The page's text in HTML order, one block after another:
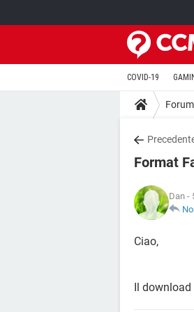
COVID-19
Forum
Format
Dan -
Ciao,
Il